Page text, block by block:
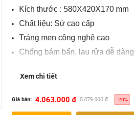
Kích thước : 580X420X170 mm
Chất liệu: Sứ cao cấp
Tráng men công nghệ cao
Chống bám bẩn, lau rửa dễ dàng
Sản xuất tại Trung Quốc
Xem chi tiết
Giá bán: 4.063.000 đ 5.079.000 đ -20%